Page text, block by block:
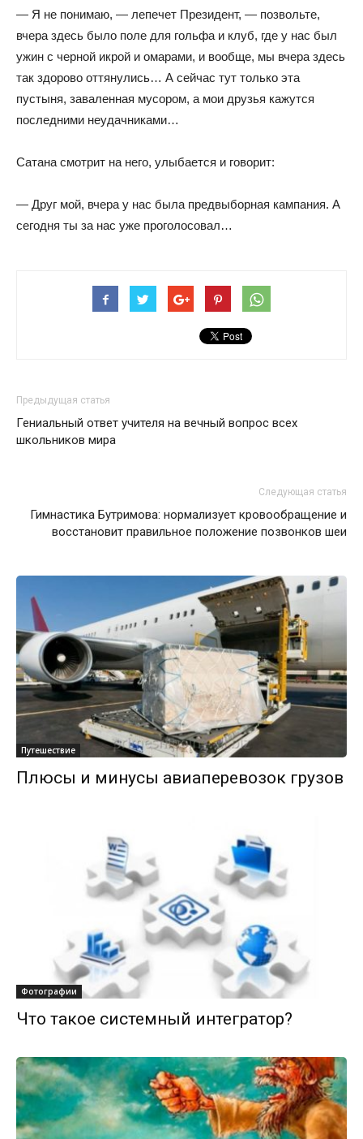
— Я не понимаю, — лепечет Президент, — позвольте,
вчера здесь было поле для гольфа и клуб, где у нас был
ужин с черной икрой и омарами, и вообще, мы вчера здесь
так здорово оттянулись… А сейчас тут только эта
пустыня, заваленная мусором, а мои друзья кажутся
последними неудачниками…
Сатана смотрит на него, улыбается и говорит:
— Друг мой, вчера у нас была предвыборная кампания. А
сегодня ты за нас уже проголосовал…
Предыдущая статья
Гениальный ответ учителя на вечный вопрос всех
школьников мира
Следующая статья
Гимнастика Бутримова: нормализует кровообращение и
восстановит правильное положение позвонков шеи
Путешествие
Плюсы и минусы авиаперевозок грузов
Фотографии
Что такое системный интегратор?